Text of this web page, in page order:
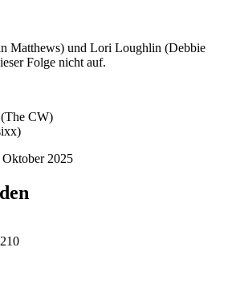
Matthews) und Lori Loughlin (Debbie
Folge nicht auf.
CW)
2025